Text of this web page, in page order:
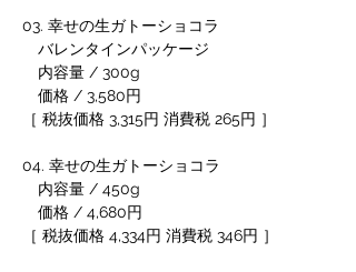
03. 幸せの生ガトーショコラ
バレンタインパッケージ
内容量 / 300g
価格 / 3,580円
［ 税抜価格 3,315円 消費税 265円 ］
04. 幸せの生ガトーショコラ
内容量 / 450g
価格 / 4,680円
［ 税抜価格 4,334円 消費税 346円 ］